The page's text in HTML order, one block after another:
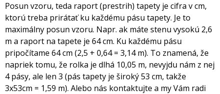
Posun vzoru, teda raport (prestrih) tapety je cifra v cm,
ktorú treba prirátať ku každému pásu tapety. Je to
maximálny posun vzoru. Napr. ak máte stenu vysokú 2,6
m a raport na tapete je 64 cm. Ku každému pásu
pripočítame 64 cm (2,5 + 0,64 = 3,14 m). To znamená, že
napriek tomu, že rolka je dlhá 10,05 m, nevyjdu nám z nej
4 pásy, ale len 3 (pás tapety je široký 53 cm, takže
3x53cm = 1,59 m). Alebo nás kontaktujte a my Vám radi